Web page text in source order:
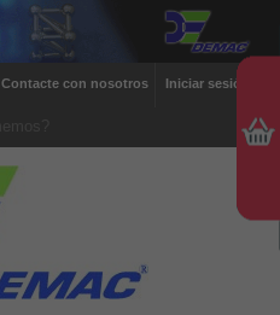
Iniciar sesión
Contacte con nosotros